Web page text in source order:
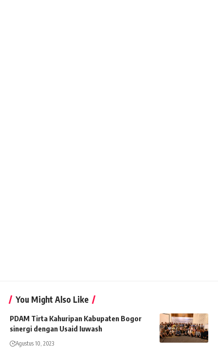
You Might Also Like
PDAM Tirta Kahuripan Kabupaten Bogor
sinergi dengan Usaid Iuwash
Agustus 10, 2023